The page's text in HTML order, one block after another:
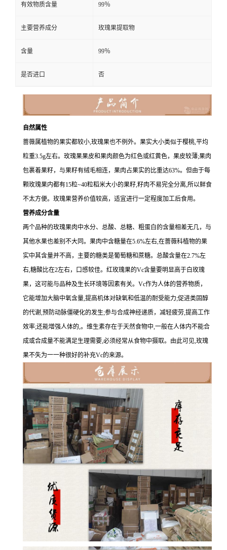
有效物质含量 99％
主要营养成分 玫瑰果提取物
含量 99％
是否进口 否
自然属性
蔷薇属植物的果实都较小,玫瑰果也不例外。果实大小类似于樱桃,平均
粒重3.5g左右。玫瑰果果皮和果肉颜色为红色或红黄色，果皮较薄;果肉
包裹着果籽，与果籽有绒毛相连，果肉占果实的比重达63%。但由于每
颗玫瑰果内都有15粒~40粒稻米大小的果籽,籽肉不易完全分离,所以鲜食
不太方便。玫瑰果营养价值较高，适宜进行一定程度加工后食用。
营养成分含量
两个品种的玫瑰果肉中水分、总酸、总糖、粗蛋白的含量相差无几，与
其他水果也差别不大同。果肉中含糖量在5.6%左右,在蔷薇科植物的果
实中其含量并不高，主要的糖类是葡萄糖和蔗糖。总酸含量在2.7%左
右,糖酸比在2左右，口感较佳。红玫瑰果的Vc含量要明显高于白玫瑰
果，这可能与品种及生长环境等因素有关。Vc作为人体的营养物质，
它能增加大脑中氧含量,提高机体对缺氧和低温的耐受能力;促进类固醇
的代谢,预防动脉僵硬化的发生;参与合成神经递质，减轻疲劳,提高工作
效率;还能增强人体的,。维生素存在于天然食物中,一般在人体内不能合
成或合成量不能满足生理需要,必须经常从食物中摄取。由此可见,玫瑰
果不失为一一种很好的补充Vc的来源。